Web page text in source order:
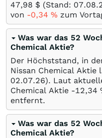
47,98 $ (Stand:
von -0,34 % zum
Was war das 52
Chemical Aktie?
Der Höchststand, in
Nissan Chemical Aktie
02.07.26). Laut
Chemical Aktie -12,34
entfernt.
Was war das 52
Chemical Aktie?